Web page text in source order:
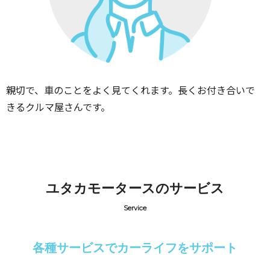
親切で、車のことをよく見てくれます。長くお付き合いで
きるクルマ屋さんです。
ユタカモータースのサービス
Service
各種サービスでカーライフをサポート